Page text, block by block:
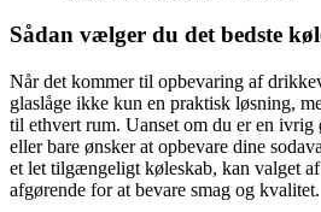
Sådan vælger du det bedste
Når det kommer til opbevaring af
glaslåge ikke kun en praktisk løsning,
til ethvert rum. Uanset om du er en ivrig
eller bare ønsker at opbevare dine
et let tilgængeligt køleskab, kan valget
afgørende for at bevare smag og kvalitet.